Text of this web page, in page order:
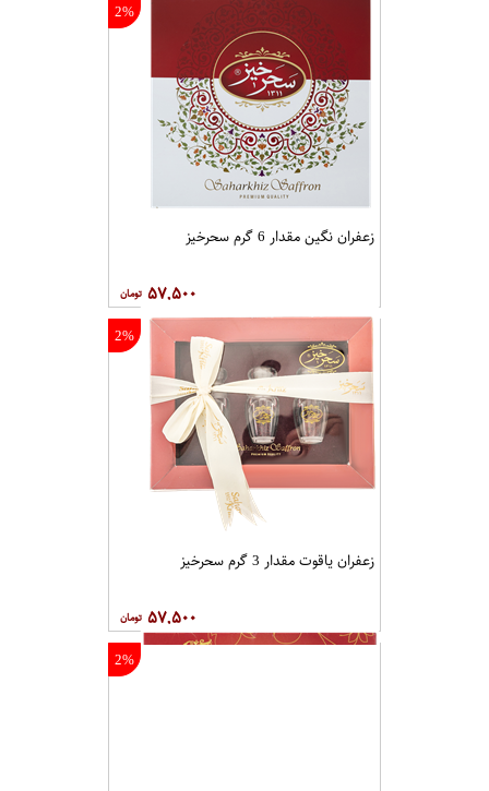
2%
زعفران نگین مقدار 6 گرم سحرخیز
۵۷,۵۰۰
2%
زعفران یاقوت مقدار 3 گرم سحرخیز
۵۷,۵۰۰
2%